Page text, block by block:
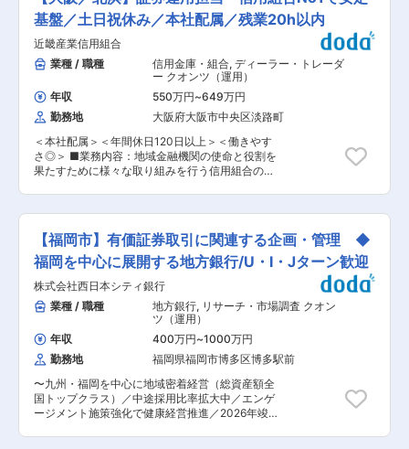
★チームで助け合う社風 時期により追いかける数
字は異なりますが、数字はノルマではなく目標で
あり個人よりもチームで追いかけます。株式会社
ではなく連合会であるため一時的な目先の売上よ
りも長く安定的な売上をあげることが求められま
す。また誰かが困っている時は自然と周りが声を
かける温かい社風です。 ★転勤なし 勤務地は大
阪市中央区のみで、淀屋橋の本社に職員の9割が
在籍しております。 ★ワークライフバランス◎
定時が9:00〜17:00、総合職の平均残業時間20h/
月程度のため、基本は18時頃には帰宅可能です。
また19時以降の残業には申請が必要であり、大半
日程度取得しております。 変更の範囲：会社の定
める業務
ための分析やソリューション開発 ・新商品スキー
ム開発支援のための分析 ・上記のための基礎研究
■このポジションの魅力 ・モデルに関わる基礎研
究から実装、検証、システム連携までをモデルユ
ーザと協力しながら進めるため、広範な領域で活
躍できる。 ・モデル開発は海外チームと協働し、
グローバル体制で進めている。 ・モデルユーザで
あるトレーダーや大手企業を担当する営業職と同
じフロアで働いており、ご自身が構築したモデル
の使いやすさや追加開発の依頼を含めたフィード
バックを直に得られる。 ■市場企画部 市場エン
ジニアリング室の詳細 『ビジネス戦略実行をテク
ノロジー面から積極的に支援し、ユーザから頼り
会変革を、市場エンジニアリング室はテクノロジ
ー面から主体的に且つプロアクティブに支援す
る。 ・ビジョン： ユーザにとって真に役立つソ
リューションを、コミットした期限・コスト・品
質・サービスレベルを守って提供し続けること
で、ユーザに伴走してビジネス戦略を実行し、ユ
ーザと我々が相互にリスペクトし合う関係を深
め、ユーザから常に頼りにされる存在になる。 ・
コアバリュー： （1）MUFG WayとMy Wayを重
ね合わせ、会社への貢献を通じて自らも成長し、
やりがいを実感する。 （2）会社の持続的成長に
向けて、積極的にスキルをグローバル展開し、プ
ロ度とチームワークを発揮して、前例のない課題
しみとワクワク感で活力を生み出す 変更の範囲：
基盤／土日祝休み／本社配属／残業20h以内
近畿産業信用組合
業種 / 職種
信用金庫・組合, ディーラー・トレーダ
ー クオンツ（運用）
年収
550万円~649万円
勤務地
大阪府大阪市中央区淡路町
＜本社配属＞＜年間休日120日以上＞＜働きやす
さ◎＞ ■業務内容：地域金融機関の使命と役割を
果たすために様々な取り組みを行う信用組合の経
せし、当組合の業務の流れについてキャッチアッ
プ頂きます。ご入社頂く方のご経歴やスキルに応
じて、運用業務をお任せする時期が変わります。
・「資産運用（有価証券・預け金運用）」の事務
業務・サポート及び精査 ゆくゆくは運用業務に携
わって頂きます。 ・保有の有価証券管理業務全般
（利金・配当の管理、リスク量の管理） ・経理課
業務の補助（決算業務・資金繰り） ・証券事務管
理課の検印補助 ■組織構成： 配属予定部署の経
理部では、3つの課に分かれており（経理課・証
券事務管理課・資金課）今回は資金課での募集に
なります。 30代〜50代の方々が活躍していま
す。 ■働き方： ・残業時間は20h以内程度と少な
めです。 ・土日祝休みに加えリフレッシュ休暇や
チャレンジ休暇などの取得も可能です。 ・有給消
化率71％／男性の育休取得者もいます。 ■当組合
【福岡市】有価証券取引に関連する企画・管理 ◆
福岡を中心に展開する地方銀行/U・I・Jターン歓迎
株式会社西日本シティ銀行
業種 / 職種
地方銀行, リサーチ・市場調査 クオン
ツ（運用）
年収
400万円~1000万円
勤務地
福岡県福岡市博多区博多駅前
〜九州・福岡を中心に地域密着経営（総資産額全
国トップクラス）／中途採用比率拡大中／エンゲ
ージメント施策強化で健康経営推進／2026年竣